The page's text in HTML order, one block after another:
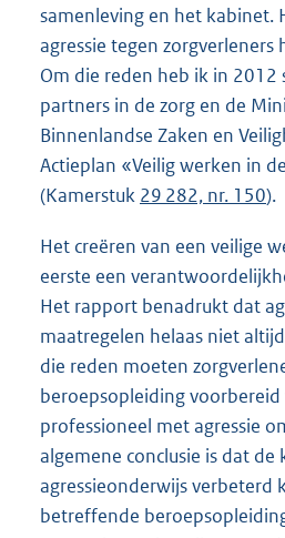
samenleving en het kabinet.
agressie tegen
Om die reden heb ik in 2012
partners in de zorg en de
Binnenlandse Zaken en
Actieplan «Veilig werken in
(Kamerstuk 29 282, nr. 150).
Het creëren van een veilige
eerste een
Het rapport benadrukt dat
maatregelen helaas niet
die reden moeten
beroepsopleiding
professioneel met agressie
algemene conclusie is dat
agressieonderwijs verbeterd
betreffende